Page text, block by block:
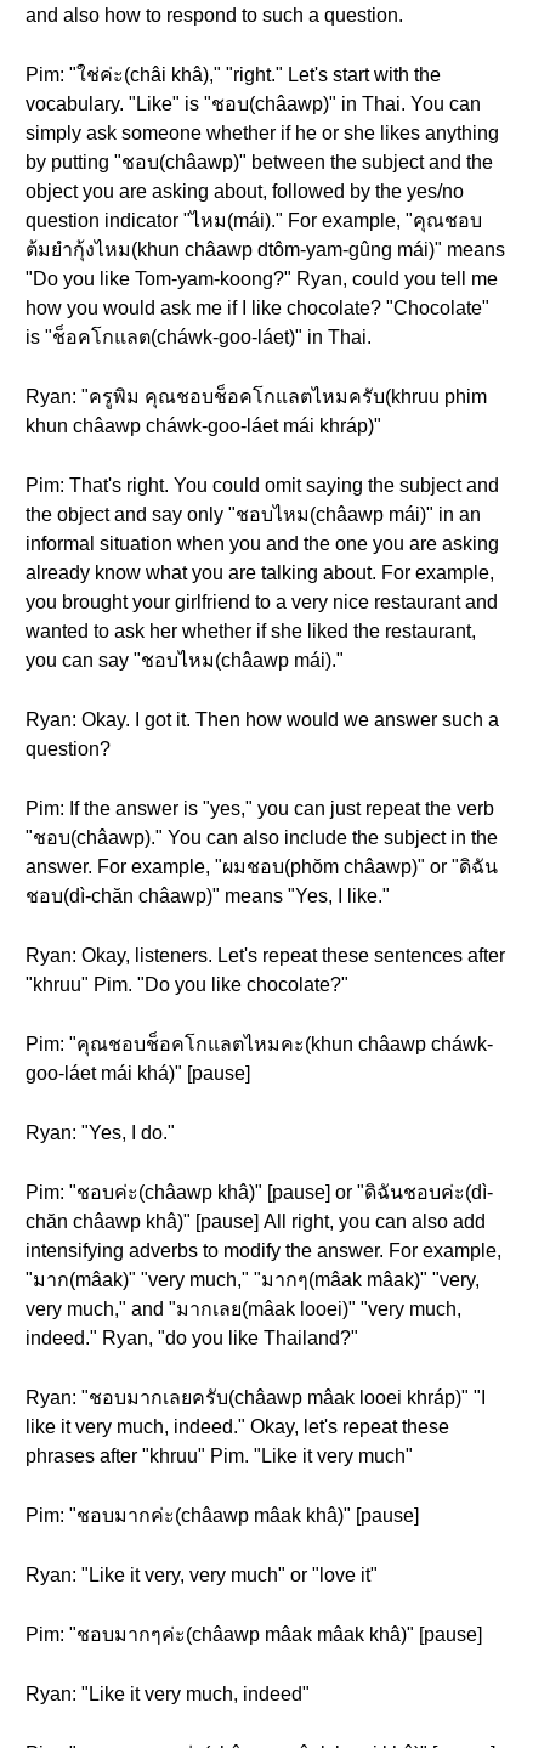
and also how to respond to such a question.
Pim: "ใช่ค่ะ(châi khâ)," "right." Let's start with the
vocabulary. "Like" is "ชอบ(châawp)" in Thai. You can
simply ask someone whether if he or she likes anything
by putting "ชอบ(châawp)" between the subject and the
object you are asking about, followed by the yes/no
question indicator "ไหม(mái)." For example, "คุณชอบ
ต้มยำกุ้งไหม(khun châawp dtôm-yam-gûng mái)" means
"Do you like Tom-yam-koong?" Ryan, could you tell me
how you would ask me if I like chocolate? "Chocolate"
is "ช็อคโกแลต(cháwk-goo-láet)" in Thai.
Ryan: "ครูพิม คุณชอบช็อคโกแลตไหมครับ(khruu phim
khun châawp cháwk-goo-láet mái khráp)"
Pim: That's right. You could omit saying the subject and
the object and say only "ชอบไหม(châawp mái)" in an
informal situation when you and the one you are asking
already know what you are talking about. For example,
you brought your girlfriend to a very nice restaurant and
wanted to ask her whether if she liked the restaurant,
you can say "ชอบไหม(châawp mái)."
Ryan: Okay. I got it. Then how would we answer such a
question?
Pim: If the answer is "yes," you can just repeat the verb
"ชอบ(châawp)." You can also include the subject in the
answer. For example, "ผมชอบ(phŏm châawp)" or "ดิฉัน
ชอบ(dì-chăn châawp)" means "Yes, I like."
Ryan: Okay, listeners. Let's repeat these sentences after
"khruu" Pim. "Do you like chocolate?"
Pim: "คุณชอบช็อคโกแลตไหมคะ(khun châawp cháwk-
goo-láet mái khá)" [pause]
Ryan: "Yes, I do."
Pim: "ชอบค่ะ(châawp khâ)" [pause] or "ดิฉันชอบค่ะ(dì-
chăn châawp khâ)" [pause] All right, you can also add
intensifying adverbs to modify the answer. For example,
"มาก(mâak)" "very much," "มากๆ(mâak mâak)" "very,
very much," and "มากเลย(mâak looei)" "very much,
indeed." Ryan, "do you like Thailand?"
Ryan: "ชอบมากเลยครับ(châawp mâak looei khráp)" "I
like it very much, indeed." Okay, let's repeat these
phrases after "khruu" Pim. "Like it very much"
Pim: "ชอบมากค่ะ(châawp mâak khâ)" [pause]
Ryan: "Like it very, very much" or "love it"
Pim: "ชอบมากๆค่ะ(châawp mâak mâak khâ)" [pause]
Ryan: "Like it very much, indeed"